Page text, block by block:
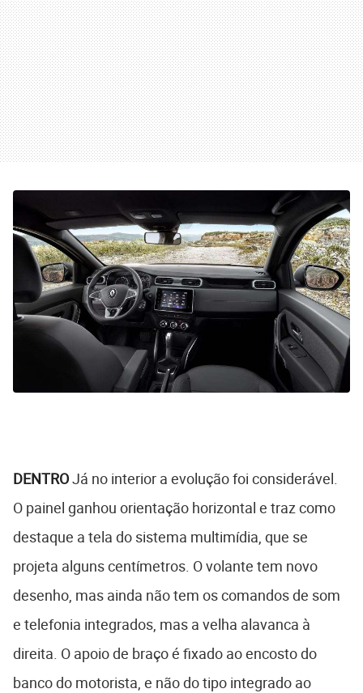
DENTROJá no interior a evolução foi considerável.
O painel ganhou orientação horizontal e traz como
destaque a tela do sistema multimídia, que se
projeta alguns centímetros. O volante tem novo
desenho, mas ainda não tem os comandos de som
e telefonia integrados, mas a velha alavanca à
direita. O apoio de braço é fixado ao encosto do
banco do motorista, e não do tipo integrado ao